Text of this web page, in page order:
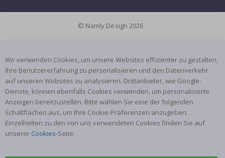
© Namly Design 2026
Wir verwenden Cookies, um unsere Websites effizienter zu gestalten,
Ihre Benutzererfahrung zu personalisieren und den Datenverkehr
auf unseren Websites zu analysieren. Drittanbieter, wie Google-
Dienste, können ebenfalls Cookies verwenden, um personalisierte
Anzeigen bereitzustellen. Bitte wählen Sie eine der folgenden
Schaltflächen aus, um Ihre Cookie-Präferenzen anzugeben.
Einzelheiten zu den von uns verwendeten Cookies finden Sie auf
unserer Cookies-Seite.